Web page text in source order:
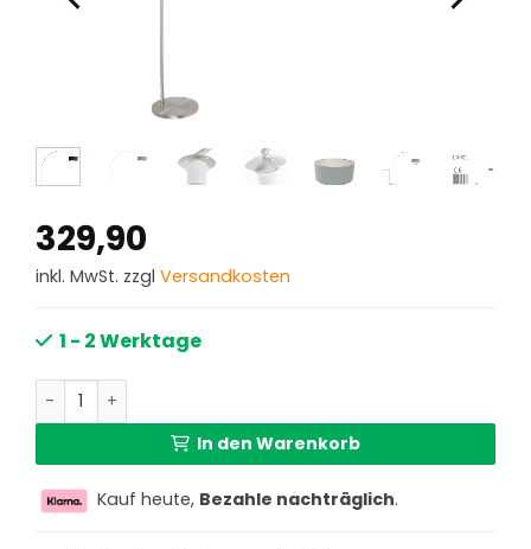
329,90
inkl. MwSt. zzgl Versandkosten
1 - 2 Werktage
Große Bogenlampe mit Lampenschirm Steinhauer
In den Warenkorb
Kauf heute, Bezahle nachträglich.